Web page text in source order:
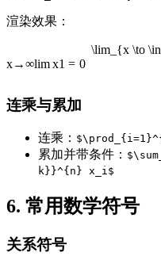
渲染效果：
\lim_{x \to
x→∞limx1 = 0
连乘与累加
连乘：
累加并带条件：
k}}^{n} x_i$
6. 常用数学符号
关系符号